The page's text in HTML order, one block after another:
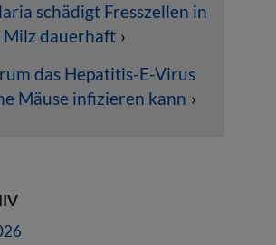
schädigt Fresszellen in
Milz dauerhaft
das Hepatitis-E-Virus
Mäuse infizieren kann